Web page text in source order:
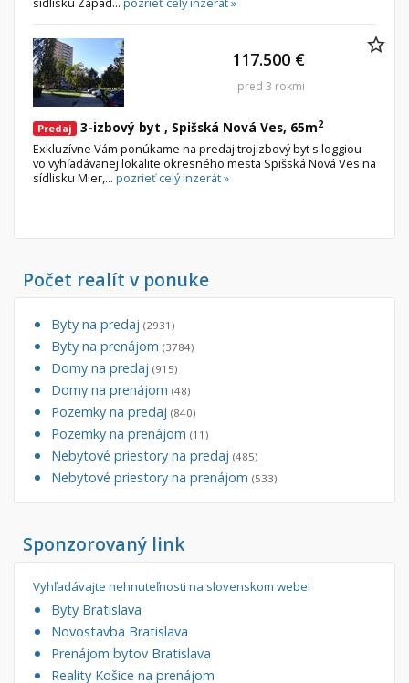
Predaj 3-izbový byt , Spišská Nová Ves, 65m2
Exkluzívne Vám ponúkame na predaj trojizbový byt s loggiou
vo vyhľadávanej lokalite okresného mesta Spišská Nová Ves na
sídlisku Mier,... pozrieť celý inzerát »
117.500 €
pred 3 rokmi
Počet realít v ponuke
Byty na predaj (2931)
Byty na prenájom (3784)
Domy na predaj (915)
Domy na prenájom (48)
Pozemky na predaj (840)
Pozemky na prenájom (11)
Nebytové priestory na predaj (485)
Nebytové priestory na prenájom (533)
Sponzorovaný link
Vyhľadávajte nehnuteľnosti na slovenskom webe!
Byty Bratislava
Novostavba Bratislava
Prenájom bytov Bratislava
Reality Košice na prenájom